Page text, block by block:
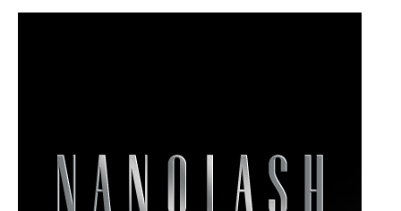
lashcode
ögonfransbalsam